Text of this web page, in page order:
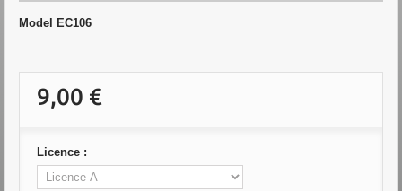
Model EC106
9,00 €
Licence :